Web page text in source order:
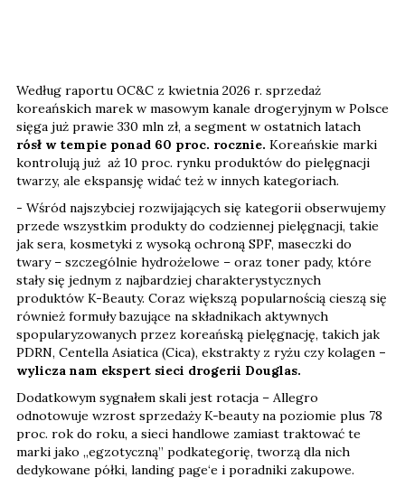
Według raportu OC&C z kwietnia 2026 r. sprzedaż
koreańskich marek w masowym kanale drogeryjnym w Polsce
sięga już prawie 330 mln zł, a segment w ostatnich latach
rósł w tempie ponad 60 proc. rocznie. Koreańskie marki
kontrolują już aż 10 proc. rynku produktów do pielęgnacji
twarzy, ale ekspansję widać też w innych kategoriach.
- Wśród najszybciej rozwijających się kategorii obserwujemy
przede wszystkim produkty do codziennej pielęgnacji, takie
jak sera, kosmetyki z wysoką ochroną SPF, maseczki do
twary – szczególnie hydrożelowe – oraz toner pady, które
stały się jednym z najbardziej charakterystycznych
produktów K-Beauty. Coraz większą popularnością cieszą się
również formuły bazujące na składnikach aktywnych
spopularyzowanych przez koreańską pielęgnację, takich jak
PDRN, Centella Asiatica (Cica), ekstrakty z ryżu czy kolagen –
wylicza nam ekspert sieci drogerii Douglas.
Dodatkowym sygnałem skali jest rotacja – Allegro
odnotowuje wzrost sprzedaży K-beauty na poziomie plus 78
proc. rok do roku, a sieci handlowe zamiast traktować te
marki jako „egzotyczną” podkategorię, tworzą dla nich
dedykowane półki, landing page‘e i poradniki zakupowe.